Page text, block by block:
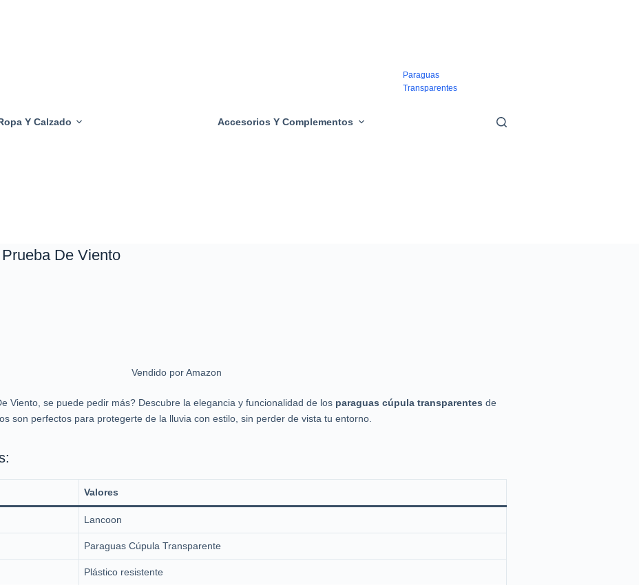
Y Calzado Accesorios Y Complementos
Paraguas
Transparentes
De Viento
Vendido por Amazon
Viento, se puede pedir más? Descubre la elegancia y funcionalidad de los paraguas cúpula transparentes de
son perfectos para protegerte de la lluvia con estilo, sin perder de vista tu entorno.
Valores
Lancoon
Paraguas Cúpula Transparente
Plástico resistente